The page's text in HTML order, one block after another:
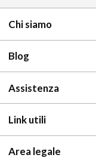
Chi siamo
Blog
Assistenza
Link utili
Area legale